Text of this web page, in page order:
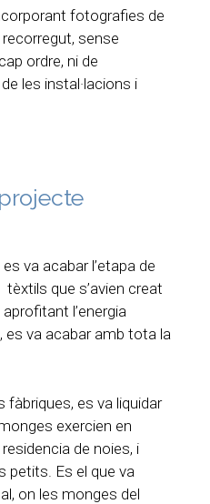
fotografies de
sense
ordre, ni de
les instal·lacions i
va acabar l’etapa de
que s’avien creat
l’energia
es va acabar amb tota la
es va liquidar
exercien en
de noies, i
petits. Es el que va
on les monges del